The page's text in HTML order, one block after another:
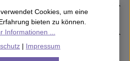
Cookies, um eine
bieten zu können.
Informationen ...
| Impressum